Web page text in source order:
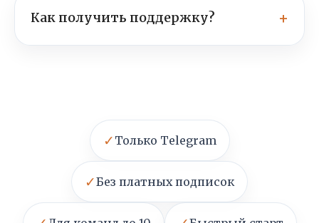
Как получить поддержку?
✓ Только Telegram
✓Без платных подписок